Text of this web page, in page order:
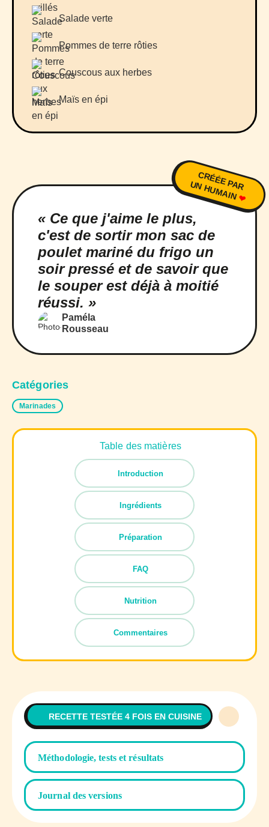
Salade verte
Pommes de terre rôties
Couscous aux herbes
Maïs en épi
CRÉÉE PAR
UN HUMAIN❤
« Ce que j'aime le plus,
c'est de sortir mon sac de
poulet mariné du frigo un
soir pressé et de savoir que
le souper est déjà à moitié
réussi. »
Paméla
Rousseau
Catégories
Marinades
Table des matières
Introduction
Ingrédients
Préparation
FAQ
Nutrition
Commentaires
RECETTE TESTÉE 4 FOIS EN CUISINE
Méthodologie, tests et résultats
Journal des versions